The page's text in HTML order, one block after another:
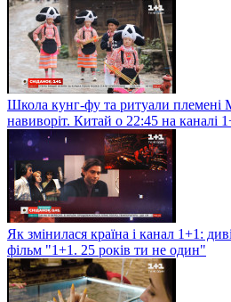
Школа кунг-фу та ритуали
навиворіт. Китай о 22:45 на каналі
Як змінилася країна і канал 1+1:
фільм "1+1. 25 років ти не один"